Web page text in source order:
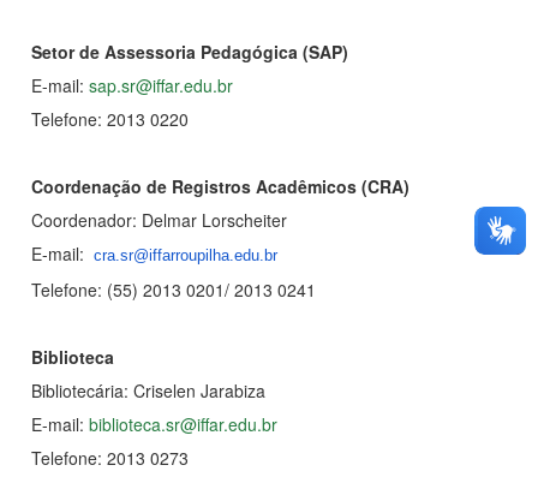
Setor de Assessoria Pedagógica (SAP)
E-mail: sap.sr@iffar.edu.br
Telefone: 2013 0220
Coordenação de Registros Acadêmicos (CRA)
Coordenador: Delmar Lorscheiter
E-mail: cra.sr@iffarroupilha.edu.br
Telefone: (55) 2013 0201/ 2013 0241
Biblioteca
Bibliotecária: Criselen Jarabiza
E-mail: biblioteca.sr@iffar.edu.br
Telefone: 2013 0273